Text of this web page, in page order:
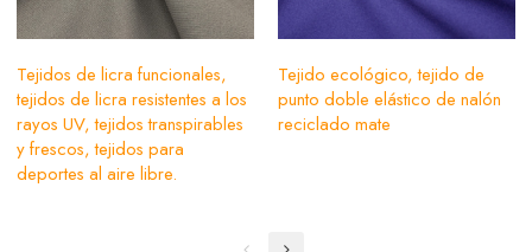
Tejidos de licra funcionales,
tejidos de licra resistentes a los
rayos UV, tejidos transpirables
y frescos, tejidos para
deportes al aire libre.
Tejido ecológico, tejido de
punto doble elástico de nalón
reciclado mate